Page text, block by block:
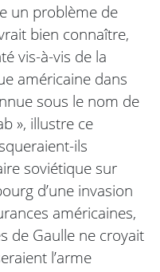
un problème de
bien connaître,
vis-à-vis de la
américaine dans
sous le nom de
», illustre ce
ils
soviétique sur
d’une invasion
américaines,
de Gaulle ne croyait
l’arme